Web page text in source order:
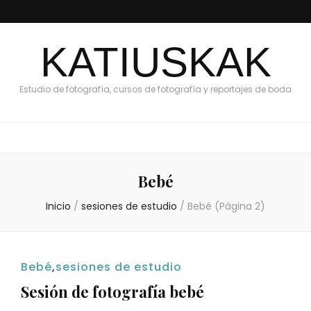
KATIUSKAK
Estudio de fotografía, cursos de fotografía y reportajes de boda
Bebé
Inicio / sesiones de estudio / Bebé (Página 2)
Bebé,sesiones de estudio
Sesión de fotografía bebé